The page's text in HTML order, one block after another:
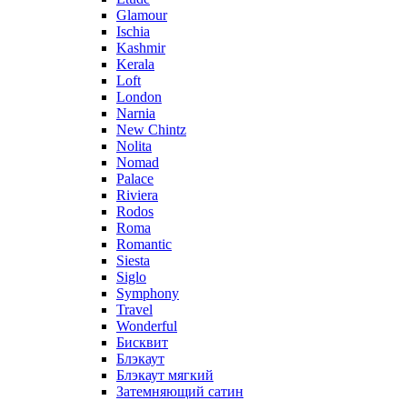
Glamour
Ischia
Kashmir
Kerala
Loft
London
Narnia
New Chintz
Nolita
Nomad
Palace
Riviera
Rodos
Roma
Romantic
Siesta
Siglo
Symphony
Travel
Wonderful
Бисквит
Блэкаут
Блэкаут мягкий
Затемняющий сатин